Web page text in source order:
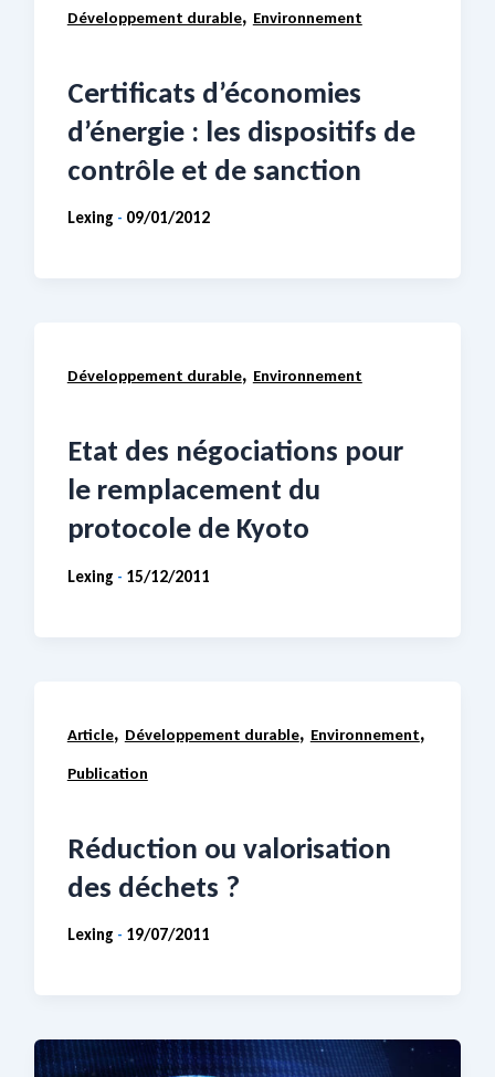
Développement durable, Environnement
Certificats d’économies
d’énergie : les dispositifs de
contrôle et de sanction
Lexing - 09/01/2012
Développement durable, Environnement
Etat des négociations pour
le remplacement du
protocole de Kyoto
Lexing - 15/12/2011
Article, Développement durable, Environnement,
Publication
Réduction ou valorisation
des déchets ?
Lexing - 19/07/2011